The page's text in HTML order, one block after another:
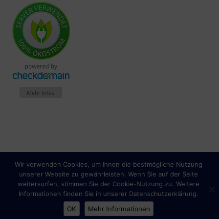
Impressum Datenschutzhinweise
Spendenkonto: IBAN
DE56430609674056430200
Wir verwenden Cookies, um Ihnen die bestmögliche Nutzung
unserer Website zu gewährleisten. Wenn Sie auf der Seite
weitersurfen, stimmen Sie der Cookie-Nutzung zu. Weitere
Informationen finden Sie in unserer Datenschutzerklärung.
OK
Mehr Informationen